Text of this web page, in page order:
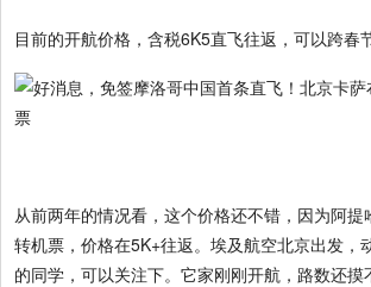
目前的开航价格，含税6K5直飞往返，可以跨春
从前两年的情况看，这个价格还不错，因为阿
转机票，价格在5K+往返。埃及航空北京出发，
的同学，可以关注下。它家刚刚开航，路数还